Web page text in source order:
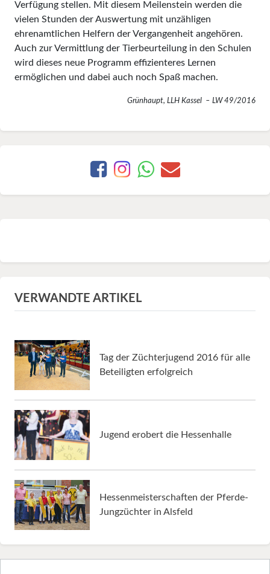
Verfügung stellen. Mit diesem Meilenstein werden die
vielen Stunden der Auswertung mit unzähligen
ehrenamtlichen Helfern der Vergangenheit angehören.
Auch zur Vermittlung der Tierbeurteilung in den Schulen
wird dieses neue Programm effizienteres Lernen
ermöglichen und dabei auch noch Spaß machen.
Grünhaupt, LLH Kassel – LW 49/2016
VERWANDTE ARTIKEL
Tag der Züchterjugend 2016 für alle
Beteiligten erfolgreich
Jugend erobert die Hessenhalle
Hessenmeisterschaften der Pferde-
Jungzüchter in Alsfeld